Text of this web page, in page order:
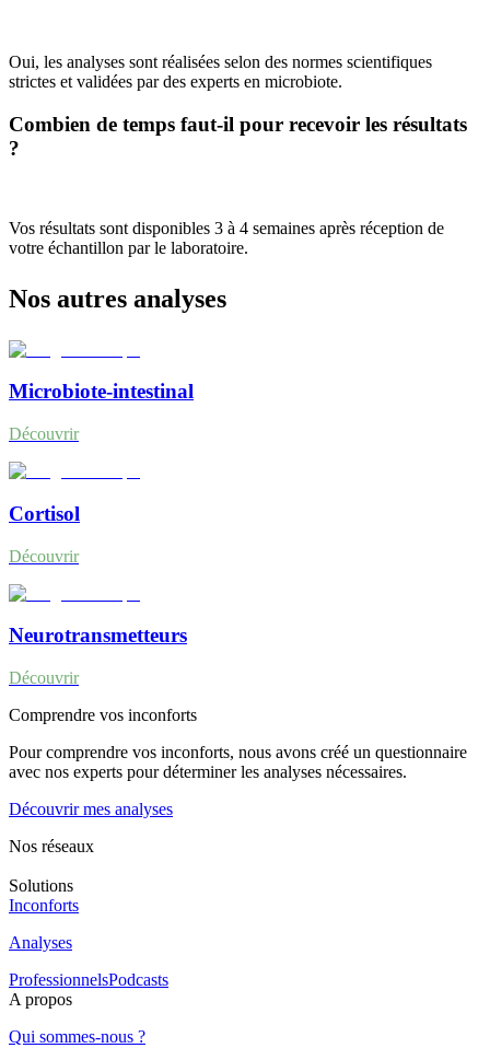
Oui, les analyses sont réalisées selon des normes scientifiques
strictes et validées par des experts en microbiote.
Combien de temps faut-il pour recevoir les résultats
?
Vos résultats sont disponibles 3 à 4 semaines après réception de
votre échantillon par le laboratoire.
Nos autres analyses
Microbiote-intestinal
Découvrir
Cortisol
Découvrir
Neurotransmetteurs
Découvrir
Comprendre vos inconforts
Pour comprendre vos inconforts, nous avons créé un questionnaire
avec nos experts pour déterminer les analyses nécessaires.
Découvrir mes analyses
Nos réseaux
Solutions
Inconforts
Analyses
ProfessionnelsPodcasts
A propos
Qui sommes-nous ?